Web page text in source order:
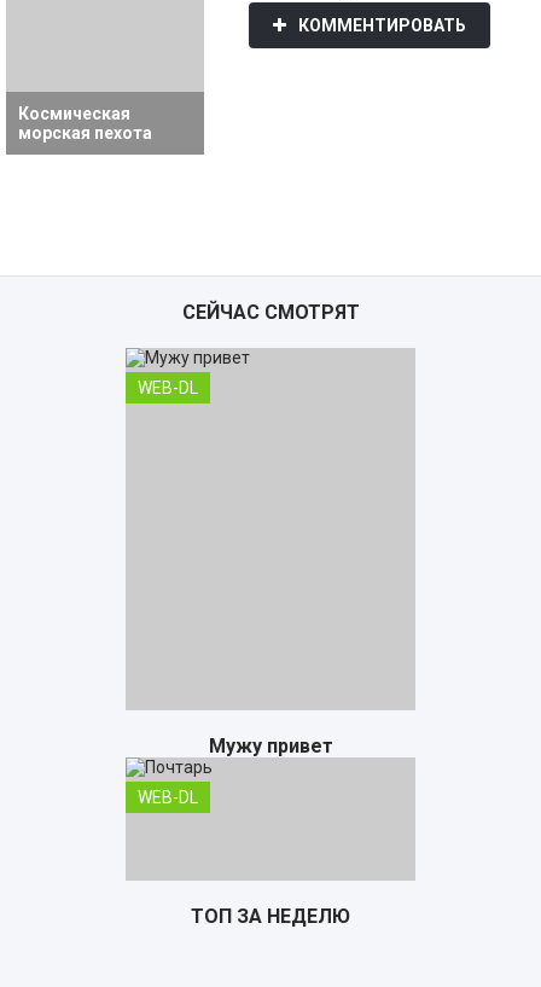
Космическая
морская пехота
КОММЕНТИРОВАТЬ
СЕЙЧАС СМОТРЯТ
WEB-DL
Мужу привет
WEB-DL
ТОП ЗА НЕДЕЛЮ